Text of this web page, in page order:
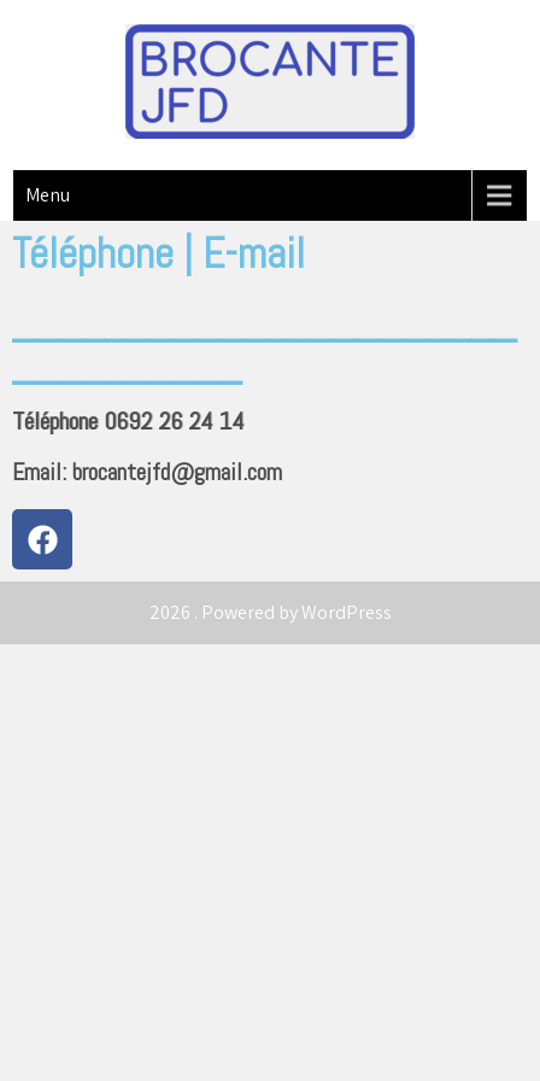
Menu
Téléphone | E-mail
Téléphone 0692 26 24 14
Email: brocantejfd@gmail.com
2026 . Powered by WordPress